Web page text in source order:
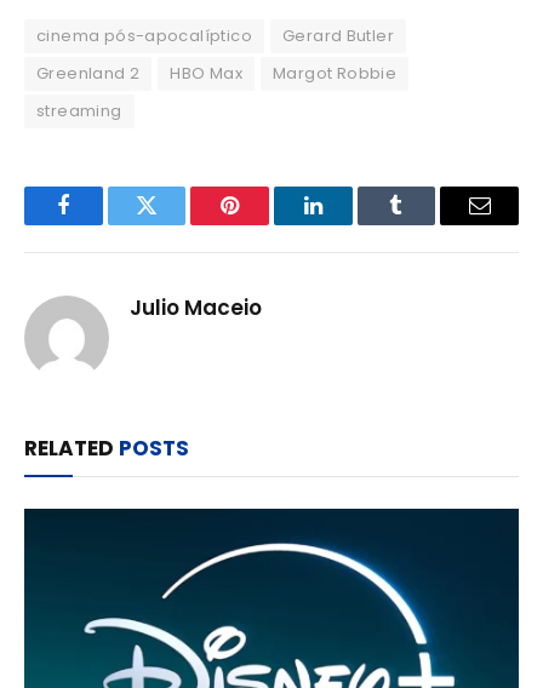
cinema pós-apocalíptico
Gerard Butler
Greenland 2
HBO Max
Margot Robbie
streaming
FacebookTwitter Pinterest LinkedInTumblr Email
Julio Maceio
RELATED POSTS